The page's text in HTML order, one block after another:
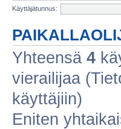
Käyttäjätunnus:
Yhteensä 4
vierailijaa
käyttäjiin)
Eniten